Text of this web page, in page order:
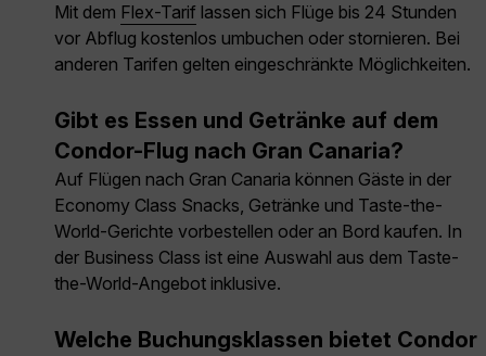
Mit dem Flex-Tarif lassen sich Flüge bis 24 Stunden
vor Abflug kostenlos umbuchen oder stornieren. Bei
anderen Tarifen gelten eingeschränkte Möglichkeiten.
Gibt es Essen und Getränke auf dem
Condor-Flug nach Gran Canaria?
Auf Flügen nach Gran Canaria können Gäste in der
Economy Class Snacks, Getränke und Taste-the-
World-Gerichte vorbestellen oder an Bord kaufen. In
der Business Class ist eine Auswahl aus dem Taste-
the-World-Angebot inklusive.
Welche Buchungsklassen bietet Condor